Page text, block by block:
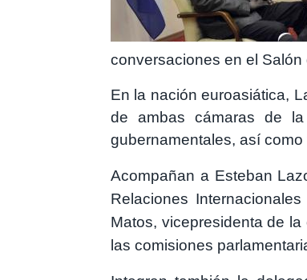
conversaciones en el
En la nación euroasiática,
de ambas cámaras de
gubernamentales, así
Acompañan a Esteban
Relaciones
Matos, vicepresidenta de
las comisiones